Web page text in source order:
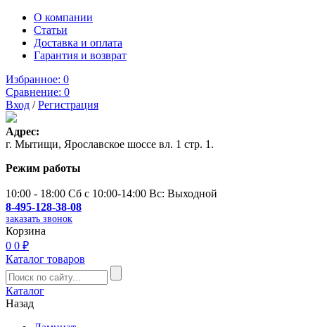
О компании
Статьи
Доставка и оплата
Гарантия и возврат
Избранное: 0
Сравнение: 0
Вход /Регистрация
Адрес:
г. Мытищи, Ярославское шоссе вл. 1 стр. 1.
Режим работы
10:00 - 18:00 Сб с 10:00-14:00 Вс: Выходной
8-495-128-38-08
заказать звонок
Корзина
0 0 ₽
Каталог товаров
Каталог
Назад